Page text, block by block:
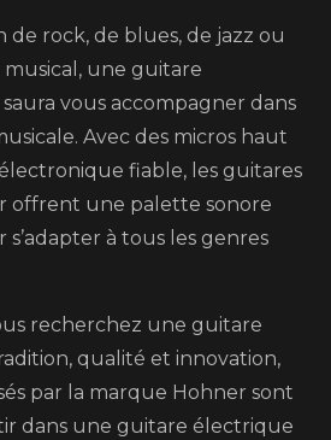
de rock, de blues, de jazz ou
une guitare
vous accompagner dans
Avec des micros haut
fiable, les guitares
offrent une palette sonore
à tous les genres
recherchez une guitare
qualité et innovation,
par la marque Hohner sont
dans une guitare électrique